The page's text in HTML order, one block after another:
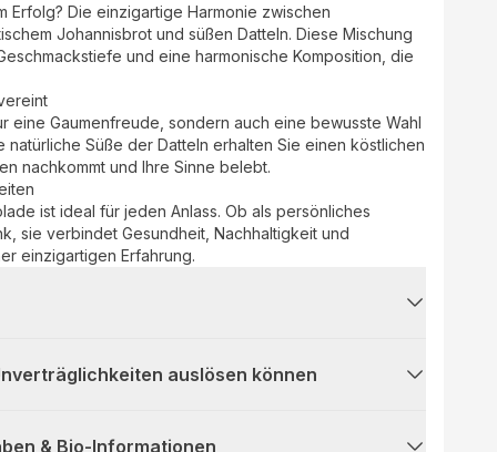
Erfolg? Die einzigartige Harmonie zwischen
Johannisbrot und süßen Datteln. Diese Mischung
und eine harmonische Komposition, die
eine Gaumenfreude, sondern auch eine bewusste Wahl
natürliche Süße der Datteln erhalten Sie einen köstlichen
nachkommt und Ihre Sinne belebt.
ist ideal für jeden Anlass. Ob als persönliches
sie verbindet Gesundheit, Nachhaltigkeit und
einzigartigen Erfahrung.
auslösen können
& Bio-Informationen